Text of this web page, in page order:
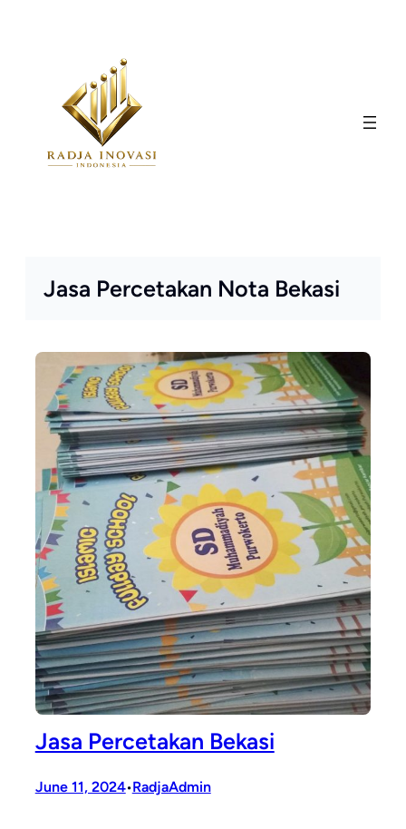
Jasa Percetakan Nota Bekasi
Jasa Percetakan Bekasi
June 11, 2024•RadjaAdmin